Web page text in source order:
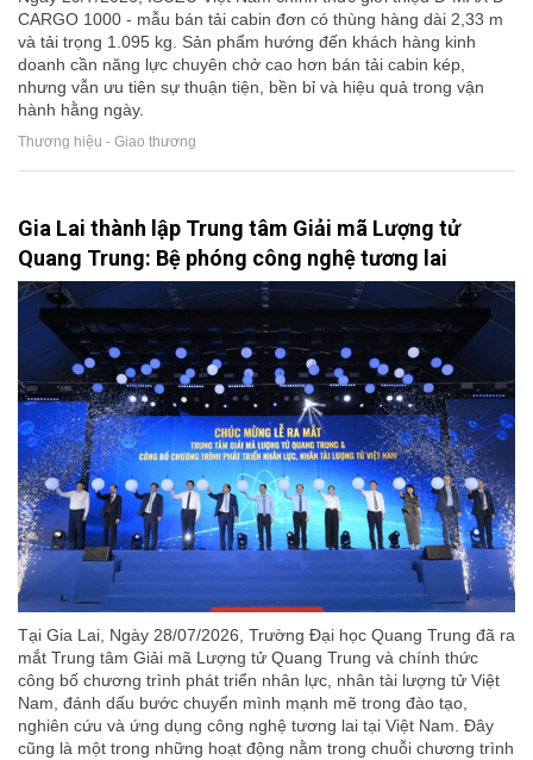
CARGO 1000 - mẫu bán tải cabin đơn có thùng hàng dài 2,33 m
và tải trọng 1.095 kg. Sản phẩm hướng đến khách hàng kinh
doanh cần năng lực chuyên chở cao hơn bán tải cabin kép,
nhưng vẫn ưu tiên sự thuận tiện, bền bỉ và hiệu quả trong vận
hành hằng ngày.
Thương hiệu - Giao thương
Gia Lai thành lập Trung tâm Giải mã Lượng tử
Quang Trung: Bệ phóng công nghệ tương lai
Tại Gia Lai, Ngày 28/07/2026, Trường Đại học Quang Trung đã ra
mắt Trung tâm Giải mã Lượng tử Quang Trung và chính thức
công bố chương trình phát triển nhân lực, nhân tài lượng tử Việt
Nam, đánh dấu bước chuyển mình mạnh mẽ trong đào tạo,
nghiên cứu và ứng dụng công nghệ tương lai tại Việt Nam. Đây
cũng là một trong những hoạt động nằm trong chuỗi chương trình